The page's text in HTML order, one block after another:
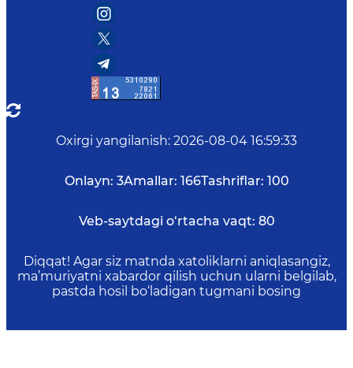
Oxirgi yangilanish: 2026-08-04 16:59:33
Onlayn: 3Amallar: 166Tashriflar: 100
Veb-saytdagi o‘rtacha vaqt: 80
Diqqat! Agar siz matnda xatoliklarni aniqlasangiz,
ma’muriyatni xabardor qilish uchun ularni belgilab,
pastda hosil bo‘ladigan tugmani bosing